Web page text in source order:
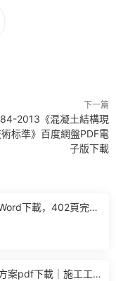
下一篇
2013《混凝土結構現
标準》百度網盤PDF電
子版下載
下載，402頁完整
案pdf下載｜施工工